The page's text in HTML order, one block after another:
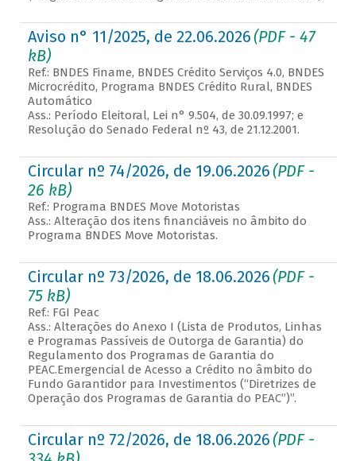
Aviso n° 11/2025, de 22.06.2026(PDF - 47
kB)
Ref.: BNDES Finame, BNDES Crédito Serviços 4.0, BNDES
Microcrédito, Programa BNDES Crédito Rural, BNDES
Automático
Ass.: Período Eleitoral, Lei n° 9.504, de 30.09.1997; e
Resolução do Senado Federal nº 43, de 21.12.2001.
Circular nº 74/2026, de 19.06.2026(PDF -
26 kB)
Ref.: Programa BNDES Move Motoristas
Ass.: Alteração dos itens financiáveis no âmbito do
Programa BNDES Move Motoristas.
Circular nº 73/2026, de 18.06.2026(PDF -
75 kB)
Ref.: FGI Peac
Ass.: Alterações do Anexo I (Lista de Produtos, Linhas
e Programas Passíveis de Outorga de Garantia) do
Regulamento dos Programas de Garantia do
PEAC.Emergencial de Acesso a Crédito no âmbito do
Fundo Garantidor para Investimentos (“Diretrizes de
Operação dos Programas de Garantia do PEAC”)”.
Circular nº 72/2026, de 18.06.2026(PDF -